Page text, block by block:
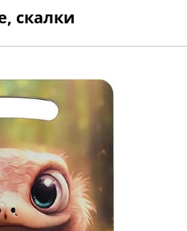
скалки